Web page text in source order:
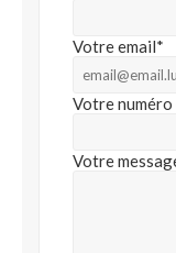
Votre email*
Votre
Votre